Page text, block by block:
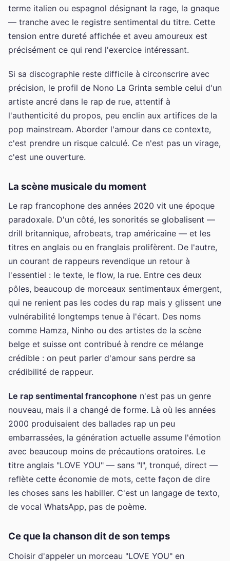
terme italien ou espagnol désignant la rage, la gnaque
— tranche avec le registre sentimental du titre. Cette
tension entre dureté affichée et aveu amoureux est
précisément ce qui rend l'exercice intéressant.
Si sa discographie reste difficile à circonscrire avec
précision, le profil de Nono La Grinta semble celui d'un
artiste ancré dans le rap de rue, attentif à
l'authenticité du propos, peu enclin aux artifices de la
pop mainstream. Aborder l'amour dans ce contexte,
c'est prendre un risque calculé. Ce n'est pas un virage,
c'est une ouverture.
La scène musicale du moment
Le rap francophone des années 2020 vit une époque
paradoxale. D'un côté, les sonorités se globalisent —
drill britannique, afrobeats, trap américaine — et les
titres en anglais ou en franglais prolifèrent. De l'autre,
un courant de rappeurs revendique un retour à
l'essentiel : le texte, le flow, la rue. Entre ces deux
pôles, beaucoup de morceaux sentimentaux émergent,
qui ne renient pas les codes du rap mais y glissent une
vulnérabilité longtemps tenue à l'écart. Des noms
comme Hamza, Ninho ou des artistes de la scène
belge et suisse ont contribué à rendre ce mélange
crédible : on peut parler d'amour sans perdre sa
crédibilité de rappeur.
Le rap sentimental francophone n'est pas un genre
nouveau, mais il a changé de forme. Là où les années
2000 produisaient des ballades rap un peu
embarrassées, la génération actuelle assume l'émotion
avec beaucoup moins de précautions oratoires. Le
titre anglais "LOVE YOU" — sans "I", tronqué, direct —
reflète cette économie de mots, cette façon de dire
les choses sans les habiller. C'est un langage de texto,
de vocal WhatsApp, pas de poème.
Ce que la chanson dit de son temps
Choisir d'appeler un morceau "LOVE YOU" en